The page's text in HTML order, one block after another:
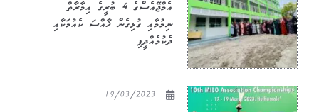
އެމްޖޭއެސްގެ 4 ބުރީގެ އިމާރާތް
ނިމުމާއި ގުޅިގެން ޚާއްސަ ކެއުމަކާއި
ދެކުމެއްދީފި